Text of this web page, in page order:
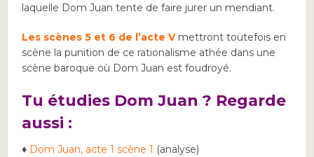
laquelle Dom Juan tente de faire jurer un mendiant.
Les scènes 5 et 6 de l’acte Vmettront toutefois en
scène la punition de ce rationalisme athée dans une
scène baroque où Dom Juan est foudroyé.
Tu étudies Dom Juan ? Regarde
aussi :
♦ Dom Juan, acte 1 scène 1 (analyse)